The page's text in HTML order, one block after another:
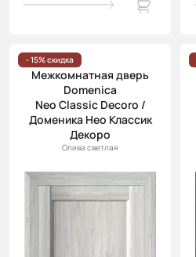
- 15% скидка
Межкомнатная дверь
Domenica
Neo Classic Decoro /
Доменика Нео Классик
Декоро
Олива светлая